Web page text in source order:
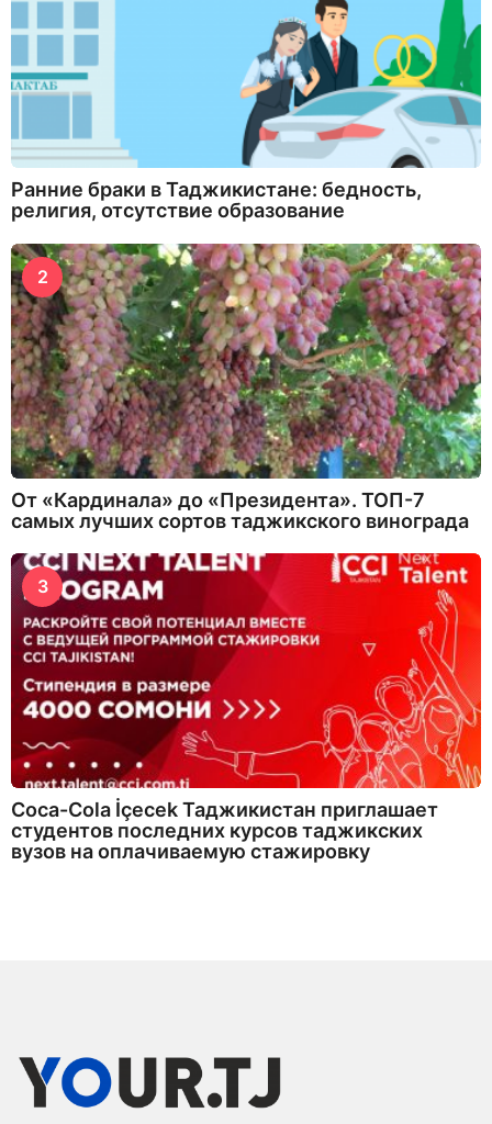
Ранние браки в Таджикистане: бедность,
религия, отсутствие образование
2
От «Кардинала» до «Президента». ТОП-7
самых лучших сортов таджикского винограда
3
Coca-Cola İçecek Таджикистан приглашает
студентов последних курсов таджикских
вузов на оплачиваемую стажировку